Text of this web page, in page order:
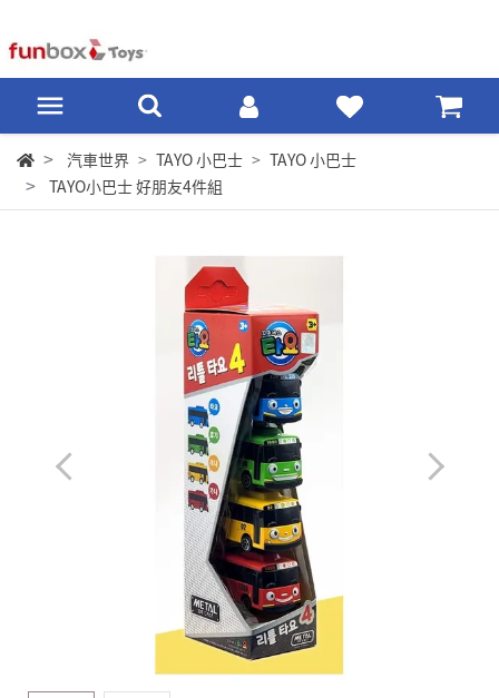
汽車世界 TAYO 小巴士
TAYO 小巴士
TAYO小巴士 好朋友4件組